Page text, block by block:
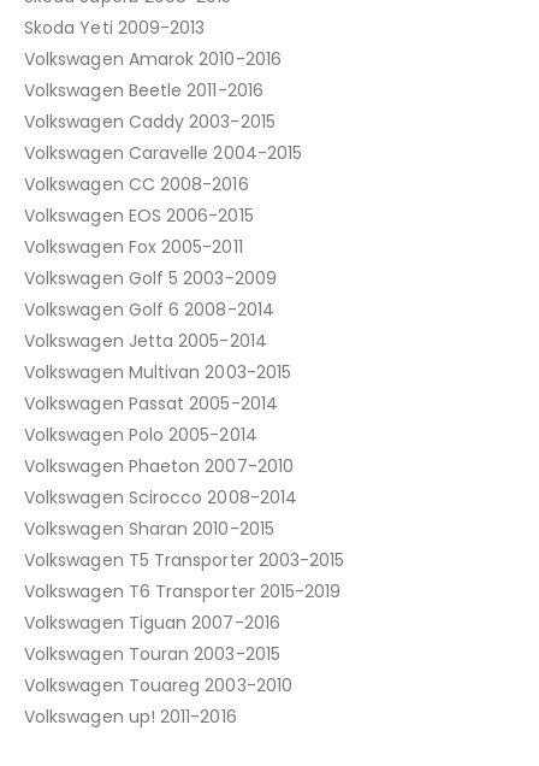
Skoda Yeti 2009-2013
Volkswagen Amarok 2010-2016
Volkswagen Beetle 2011-2016
Volkswagen Caddy 2003-2015
Volkswagen Caravelle 2004-2015
Volkswagen CC 2008-2016
Volkswagen EOS 2006-2015
Volkswagen Fox 2005-2011
Volkswagen Golf 5 2003-2009
Volkswagen Golf 6 2008-2014
Volkswagen Jetta 2005-2014
Volkswagen Multivan 2003-2015
Volkswagen Passat 2005-2014
Volkswagen Polo 2005-2014
Volkswagen Phaeton 2007-2010
Volkswagen Scirocco 2008-2014
Volkswagen Sharan 2010-2015
Volkswagen T5 Transporter 2003-2015
Volkswagen T6 Transporter 2015-2019
Volkswagen Tiguan 2007-2016
Volkswagen Touran 2003-2015
Volkswagen Touareg 2003-2010
Volkswagen up! 2011-2016